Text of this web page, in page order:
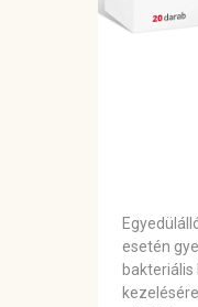
esetén